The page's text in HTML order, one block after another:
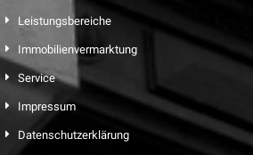
Leistungsbereiche
Immobilienvermarktung
Service
Impressum
Datenschutzerklärung